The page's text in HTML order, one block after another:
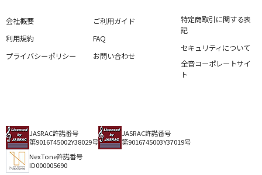
会社概要
利用規約
プライバシーポリシー
ご利用ガイド
FAQ
お問い合わせ
特定商取引に関する表
記
セキュリティについて
全音コーポレートサイ
ト
JASRAC許諾番号
第9016745002Y38029号
JASRAC許諾番号
第9016745003Y37019号
NexTone許諾番号
ID000005690